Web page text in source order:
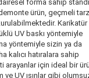
forma sahip standı
ürün, geçmeli
Karikatür
UV baskı yöntemiyle
yöntemiyle sizin ya da
kalıcı hatıralara sahip
arayanlar için ideal bir
ve UV ışınlar gibi